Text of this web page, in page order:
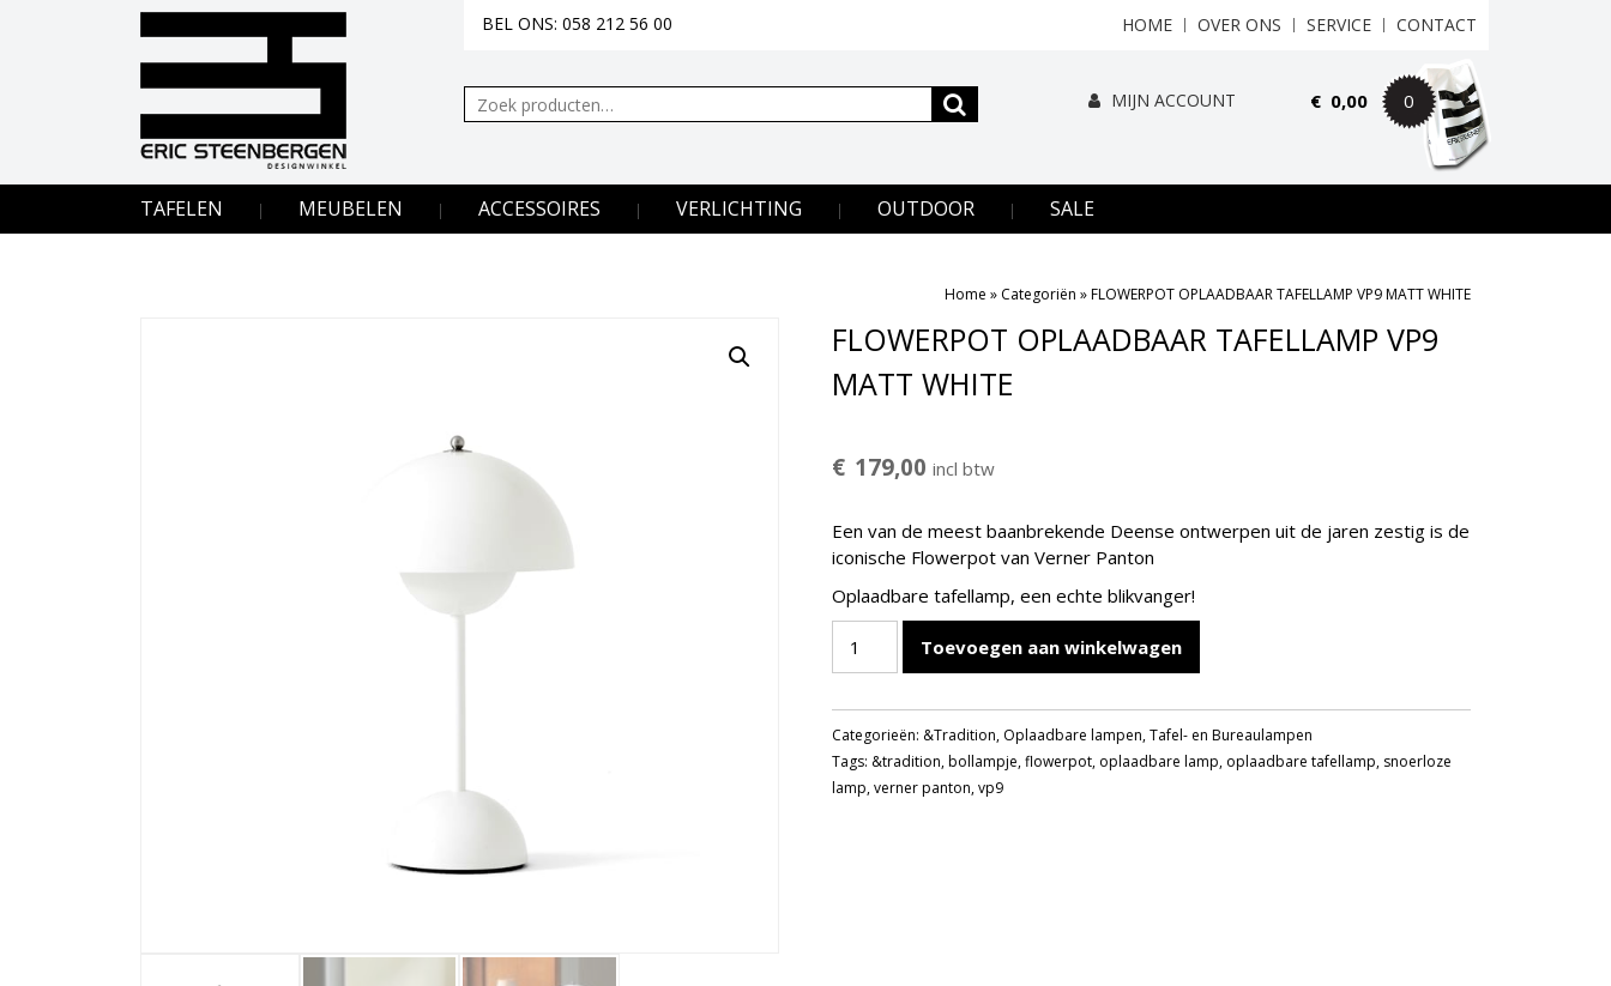
BEL ONS: 058 212 56 00 HOME OVER ONS SERVICE CONTACT
Zoeken: MIJN ACCOUNT € 0,00 0
TAFELEN MEUBELEN ACCESSOIRES VERLICHTING OUTDOOR SALE
Home » Categoriën »FLOWERPOT OPLAADBAAR TAFELLAMP VP9 MATT WHITE
FLOWERPOT OPLAADBAAR TAFELLAMP VP9
MATT WHITE
€ 179,00 incl btw
Een van de meest baanbrekende Deense ontwerpen uit de jaren zestig is de
iconische Flowerpot van Verner Panton
Oplaadbare tafellamp, een echte blikvanger!
OPLAADBAAR
VP9
MATT
WHITE
aantal
Toevoegen aan winkelwagen
Categorieën: &Tradition, Oplaadbare lampen,Tafel- en Bureaulampen
Tags: &tradition,bollampje,flowerpot, oplaadbare lamp, oplaadbare tafellamp, snoerloze
lamp,verner panton,vp9